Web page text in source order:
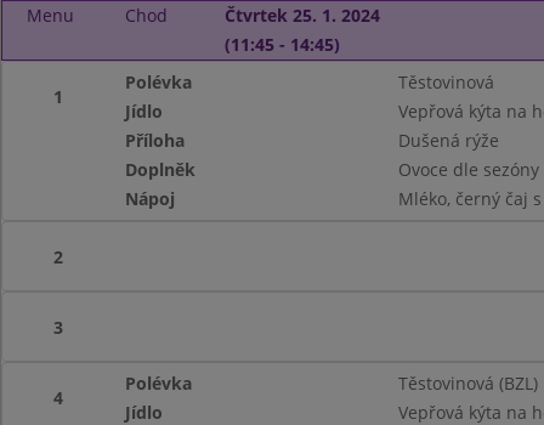
Menu
Chod
Čtvrtek 25. 1. 2024
(11:45 - 14:45)
1
Polévka
Těstovinová
Jídlo
Vepřová kýta na
Příloha
Dušená rýže
Doplněk
Ovoce dle sezóny
Nápoj
Mléko, černý čaj
2
3
4
Polévka
Těstovinová (BZL)
Jídlo
Vepřová kýta na